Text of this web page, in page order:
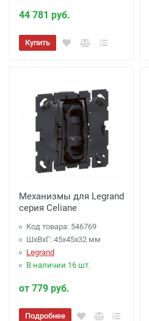
44 781 руб.
Купить
Механизмы для Legrand
серия Celiane
Код товара: 546769
ШхВхГ: 45x45x32 мм
Legrand
В наличии 16 шт.
от 779 руб.
Подробнее